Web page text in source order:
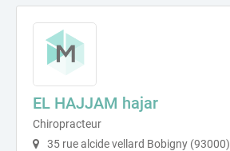
EL HAJJAM hajar
Chiropracteur
35 rue alcide vellard Bobigny (93000)